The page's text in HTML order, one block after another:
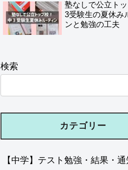
塾なしで公立ト
3受験生の夏休み
ンと勉強の工夫
検索
カテゴリー
【中学】テスト勉強・結果・